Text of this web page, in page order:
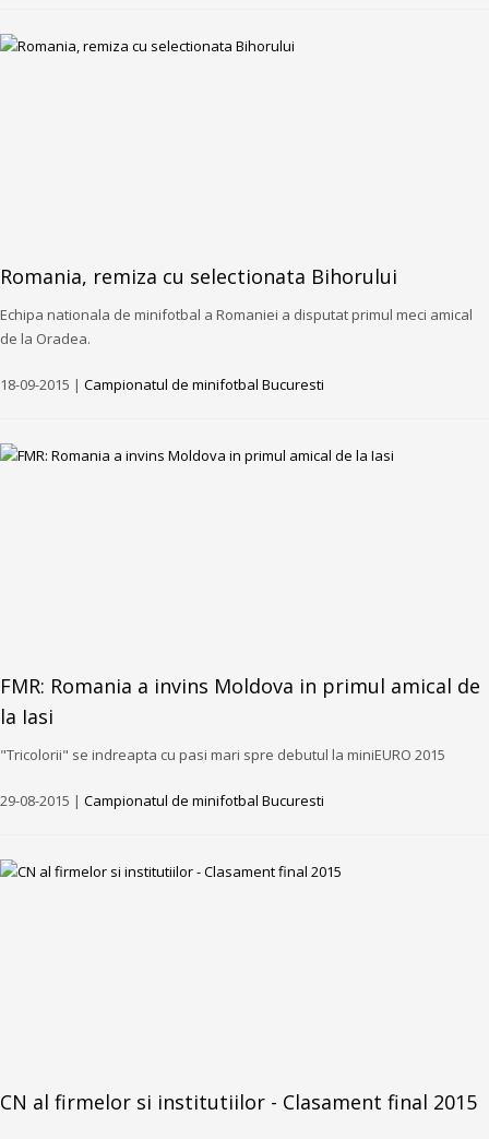
Romania, remiza cu selectionata Bihorului
Echipa nationala de minifotbal a Romaniei a disputat primul meci amical
de la Oradea.
18-09-2015 | Campionatul de minifotbal Bucuresti
FMR: Romania a invins Moldova in primul amical de
la Iasi
"Tricolorii" se indreapta cu pasi mari spre debutul la miniEURO 2015
29-08-2015 | Campionatul de minifotbal Bucuresti
CN al firmelor si institutiilor - Clasament final 2015